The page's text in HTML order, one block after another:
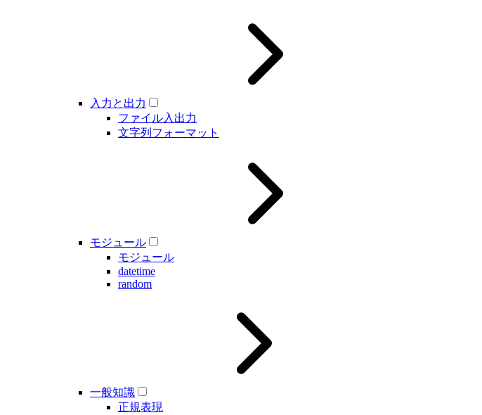
入力と出力
ファイル入出力
文字列フォーマット
モジュール
モジュール
datetime
random
一般知識
正規表現